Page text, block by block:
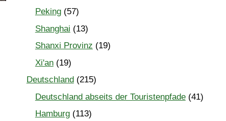
Peking(57)
Shanghai (13)
Shanxi Provinz (19)
Xi'an(19)
Deutschland(215)
Deutschland abseits der Touristenpfade(41)
Hamburg(113)